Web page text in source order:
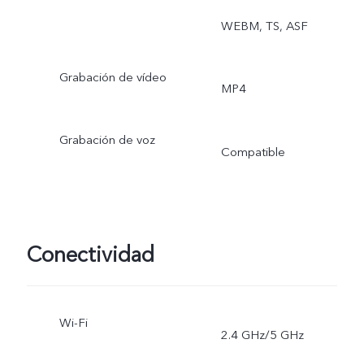
WEBM, TS, ASF
Grabación de vídeo
MP4
Grabación de voz
Compatible
Conectividad
Wi-Fi
2.4 GHz/5 GHz